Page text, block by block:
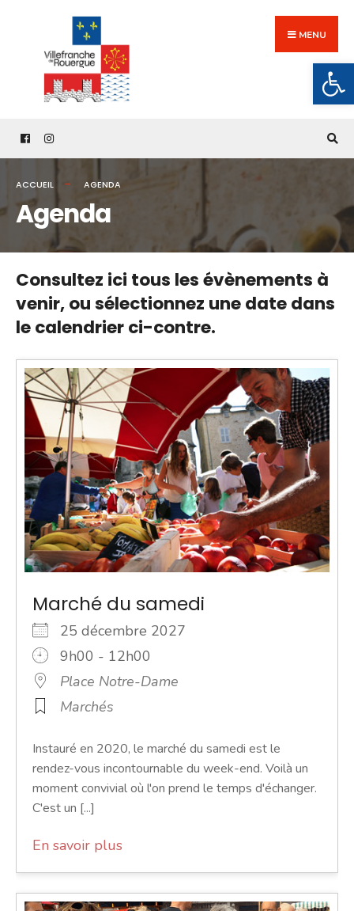
content
MENU
ACCUEIL AGENDA
Agenda
Consultez ici tous les évènements à
venir,ou sélectionnez une date dans
le calendrier ci-contre.
Marché du samedi
25 décembre 2027
9h00 - 12h00
Place Notre-Dame
Marchés
Instauré en 2020, le marché du samedi est le
rendez-vous incontournable du week-end. Voilà un
moment convivial où l'on prend le temps d'échanger.
C'est un [...]
En savoir plus